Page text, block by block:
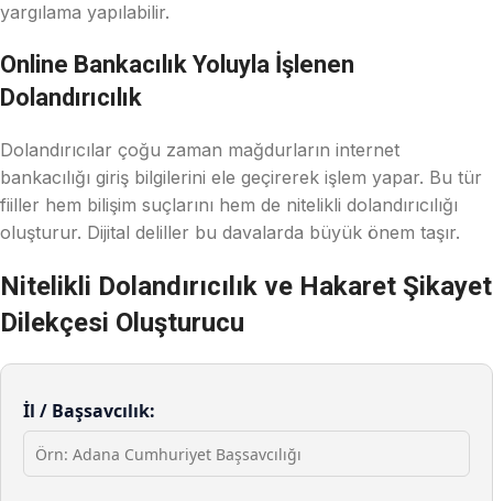
yargılama yapılabilir.
Online Bankacılık Yoluyla İşlenen
Dolandırıcılık
Dolandırıcılar çoğu zaman mağdurların internet
bankacılığı giriş bilgilerini ele geçirerek işlem yapar. Bu tür
fiiller hem bilişim suçlarını hem de nitelikli dolandırıcılığı
oluşturur. Dijital deliller bu davalarda büyük önem taşır.
Nitelikli Dolandırıcılık ve Hakaret Şikayet
Dilekçesi Oluşturucu
İl / Başsavcılık: